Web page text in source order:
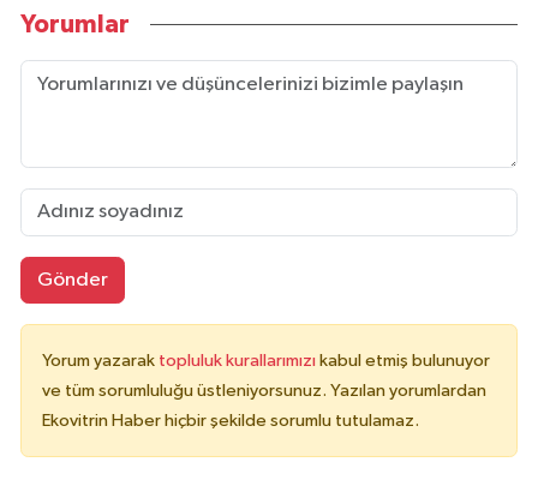
Yorumlar
Gönder
Yorum yazarak topluluk kurallarımızı kabul etmiş bulunuyor
ve tüm sorumluluğu üstleniyorsunuz. Yazılan yorumlardan
Ekovitrin Haber hiçbir şekilde sorumlu tutulamaz.